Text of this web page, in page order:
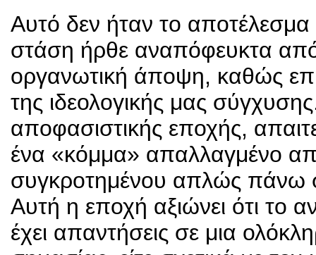
Αυτό δεν ήταν το
στάση ήρθε αναπόφευκτα
οργανωτική άποψη, καθώς
της ιδεολογικής μας
αποφασιστικής εποχής,
ένα «κόμμα» απαλλαγμένο
συγκροτημένου απλώς πάνω
Αυτή η εποχή αξιώνει ότι το
έχει απαντήσεις σε μια